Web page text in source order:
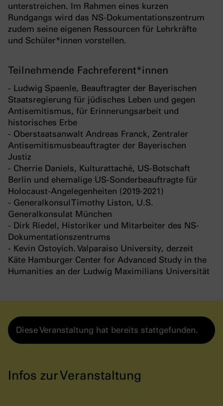
unterstreichen. Im Rahmen eines kurzen
Rundgangs wird das NS-Dokumentationszentrum
zudem seine eigenen Ressourcen für Lehrkräfte
und Schüler*innen vorstellen.
Teilnehmende Fachreferent*innen
- Ludwig Spaenle, Beauftragter der Bayerischen
Staatsregierung für jüdisches Leben und gegen
Antisemitismus, für Erinnerungsarbeit und
historisches Erbe
- Oberstaatsanwalt Andreas Franck, Zentraler
Antisemitismusbeauftragter der Bayerischen
Justiz
- Cherrie Daniels, Kulturattaché, US-Botschaft
Berlin und ehemalige US-Sonderbeauftragte für
Holocaust-Angelegenheiten (2019-2021)
- Generalkonsul Timothy Liston, U.S.
Generalkonsulat München
- Dirk Riedel, Historiker und Mitarbeiter des NS-
Dokumentationszentrums
- Kevin Ostoyich. Valparaiso University, derzeit
Käte Hamburger Center for Advanced Study in the
Humanities an der Ludwig Maximilians Universität
Diese Veranstaltung hat bereits stattgefunden.
Infos zur Veranstaltung